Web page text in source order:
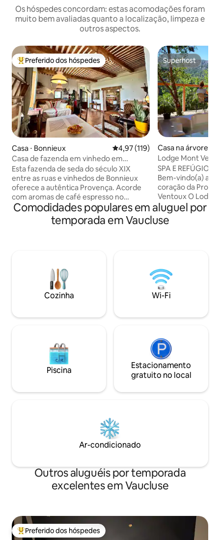
Os hóspedes concordam: estas acomodações foram
muito bem avaliadas quanto a localização, limpeza e
outros aspectos.
Entre os melhores preferidos dos hóspedes
Preferido dos hóspedes
Casa ⋅ Bonnieux 4,97 de uma avaliação média de
4,97 (119)
Casa de fazenda em vinhedo em
Bonnieux — Animais de estimação bem-
vindos
Esta fazenda de seda do século XIX
entre as ruas e vinhedos de Bonnieux
oferece a autêntica Provença. Acorde
com aromas de café espresso no
terraço com vista para as vinhas e, em
seguida, passeie para croissants quentes
enquanto os sinos tocam. Paredes de
vinícolas e vinhos ao pôr do sol sob as
estrelas. As cerejeiras em flor na
primavera e os campos de lavanda no
verão completam o charme sazonal. A
mas pacificamente isolado.
Superhost
Superhost
Casa na árvore ⋅
Lodge Mont
Provence
SPA E REFÚGIO
Bem-vindo(a) ao
coração da
Ventoux O Lodge Mont Ventoux está
situado no
Montmirail e foi
espírito que
excepcional.
alta qualidade,
um momento de
ambiente
Comodidades populares em aluguel por
temporada em Vaucluse
Cozinha Wi-Fi
Piscina
Estacionamento
gratuito no local
Ar-condicionado
Outros aluguéis por temporada
excelentes em Vaucluse
Entre os melhores preferidos dos hóspedes
Preferido dos hóspedes